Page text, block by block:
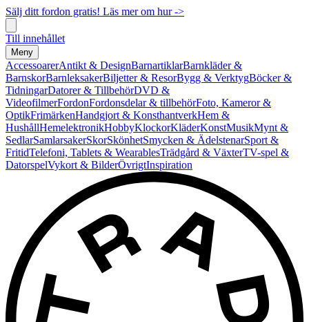
Sälj ditt fordon gratis! Läs mer om hur ->
Till innehållet
Meny
AccessoarerAntikt & DesignBarnartiklarBarnkläder &
BarnskorBarnleksakerBiljetter & ResorBygg & VerktygBöcker &
TidningarDatorer & TillbehörDVD &
VideofilmerFordonFordonsdelar & tillbehörFoto, Kameror &
OptikFrimärkenHandgjort & KonsthantverkHem &
HushållHemelektronikHobbyKlockorKläderKonstMusikMynt &
SedlarSamlarsakerSkorSkönhetSmycken & ÄdelstenarSport &
FritidTelefoni, Tablets & WearablesTrädgård & VäxterTV-spel &
DatorspelVykort & BilderÖvrigtInspiration